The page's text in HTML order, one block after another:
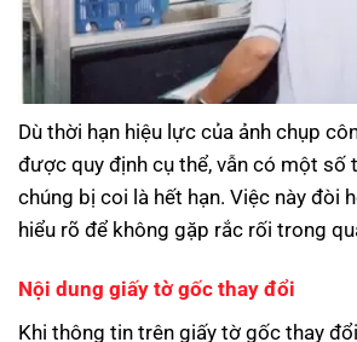
Dù thời hạn hiệu lực của ảnh chụp
được quy định cụ thể, vẫn có một số
chúng bị coi là hết hạn. Việc này đòi
hiểu rõ để không gặp rắc rối trong
Nội dung giấy tờ gốc thay đổi
Khi thông tin trên giấy tờ gốc thay